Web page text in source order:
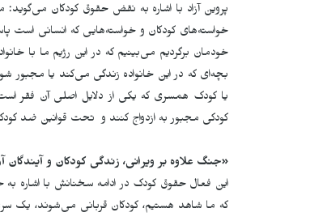
پروین آزاد با اشارە بە نقض حقوق کودکان می‌گوید:
خواسته‌های کودکان و خواسته‌هایی که انسانی است
خودمان برگردیم می‌بینیم که در این رژیم ما با
بچه‌ای که در این خانواده زندگی می‌کند یا مجبور
یا کودک همسری که یکی از دلایل اصلی آن فقر
کودکی مجبور بە ازدواج کنند و تحت قوانین ضد
«جنگ علاوە بر ویرانی، زندگی کودکان و
این فعال حقوق کودک در ادامە سخنانش با اشارە
که ما شاهد هستیم، کودکان قربانی می‌شوند، یک